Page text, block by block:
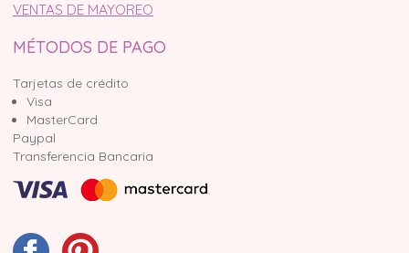
VENTAS DE MAYOREO
MÉTODOS DE PAGO
Tarjetas de crédito
Visa
MasterCard
Paypal
Transferencia Bancaria